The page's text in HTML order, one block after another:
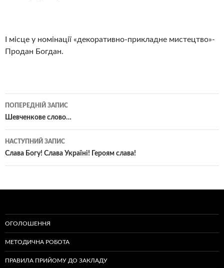
І місце у номінації «декоративно-прикладне мистецтво»-
Продан Богдан.
Навігація
по
записам
ПОПЕРЕДНІЙ ЗАПИС
Шевченкове слово…
НАСТУПНИЙ ЗАПИС
Слава Богу! Слава Україні! Героям слава!
ОГОЛОШЕННЯ
МЕТОДИЧНА РОБОТА
ПРАВИЛА ПРИЙОМУ ДО ЗАКЛАДУ